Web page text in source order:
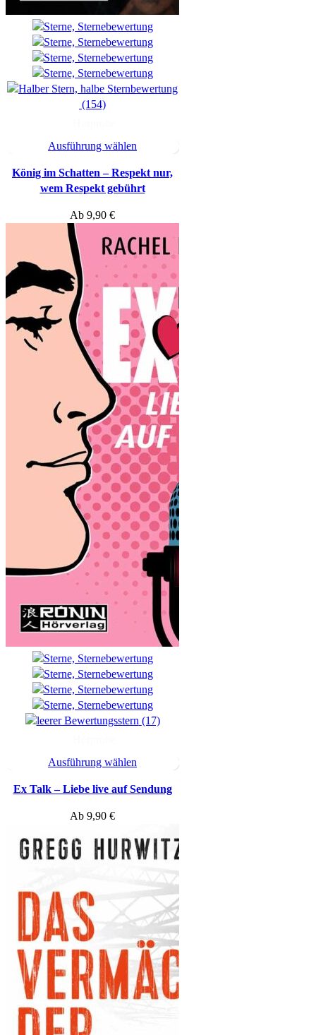
(154)
Ausführung wählen
König im Schatten – Respekt nur,
wem Respekt gebührt
Ab 9,90 €
(17)
Ausführung wählen
Ex Talk – Liebe live auf Sendung
Ab 9,90 €